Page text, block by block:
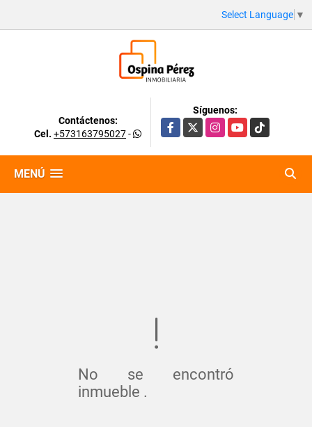
Select Language ▼
Contáctenos:
Cel. +573163795027-
Síguenos:
Facebook
X InstagramYouTubeTikTok
MENÚ
No se encontró
inmueble .